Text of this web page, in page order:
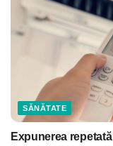
SĂNĂTATE
Expunerea